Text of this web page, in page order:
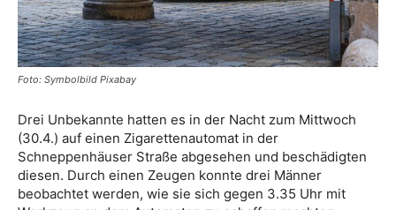
Foto: Symbolbild Pixabay
Drei Unbekannte hatten es in der Nacht zum Mittwoch
(30.4.) auf einen Zigarettenautomat in der
Schneppenhäuser Straße abgesehen und beschädigten
diesen. Durch einen Zeugen konnte drei Männer
beobachtet werden, wie sie sich gegen 3.35 Uhr mit